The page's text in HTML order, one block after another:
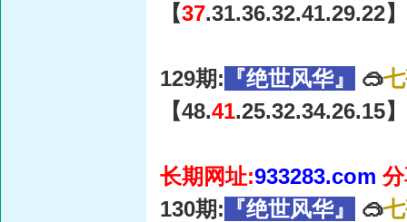
【37.31.36.32.41.29.22】
129期: 『绝世风华』 🥽
【48.41.25.32.34.26.15】
长期网址:933283.com
130期: 『绝世风华』 🥽